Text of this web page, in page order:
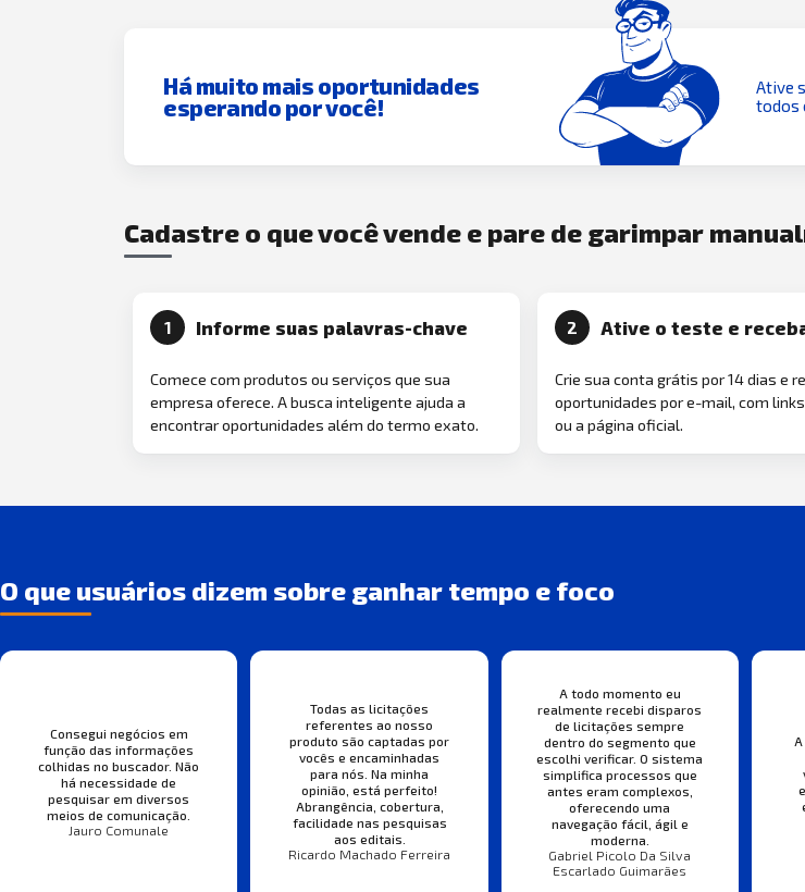
Há muito mais oportunidades
esperando por você!
Ative
todos
Cadastre o que você vende e pare de garimpar
1 Informe suas palavras-chave
Comece com produtos ou serviços que sua
empresa oferece. A busca inteligente ajuda a
encontrar oportunidades além do termo exato.
2 Ative o teste e
Crie sua conta grátis por 14 dias e
oportunidades por e-mail, com
ou a página oficial.
O que usuários dizem sobre ganhar tempo e foco
Consegui negócios em
função das informações
colhidas no buscador. Não
há necessidade de
pesquisar em diversos
meios de comunicação.
Jauro Comunale
Todas as licitações
referentes ao nosso
produto são captadas por
vocês e encaminhadas
para nós. Na minha
opinião, está perfeito!
Abrangência, cobertura,
facilidade nas pesquisas
aos editais.
Ricardo Machado Ferreira
A todo momento eu
realmente recebi disparos
de licitações sempre
dentro do segmento que
escolhi verificar. O sistema
simplifica processos que
antes eram complexos,
oferecendo uma
navegação fácil, ágil e
moderna.
Gabriel Picolo Da Silva
Escarlado Guimarães